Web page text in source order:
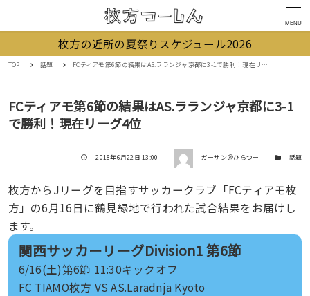
MENU
枚方の近所の夏祭りスケジュール2026
TOP 話題 FCティアモ第6節の結果はAS.ラランジャ京都に3-1で勝利！現在リーグ4位
FCティアモ第6節の結果はAS.ラランジャ京都に3-1
で勝利！現在リーグ4位
投稿日
2018年6月22日 13:00 著者 ガーサン＠ひらつー カテゴリー
話題
枚方からJリーグを目指すサッカークラブ「FCティアモ枚
方」の6月16日に鶴見緑地で行われた試合結果をお届けし
ます。
関西サッカーリーグDivision1 第6節
6/16(土)第6節 11:30キックオフ
FC TIAMO枚方 VS AS.Laradnja Kyoto